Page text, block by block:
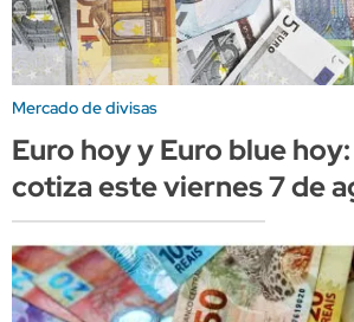
Mercado de divisas
Euro hoy y Euro blue
cotiza este viernes 7 de